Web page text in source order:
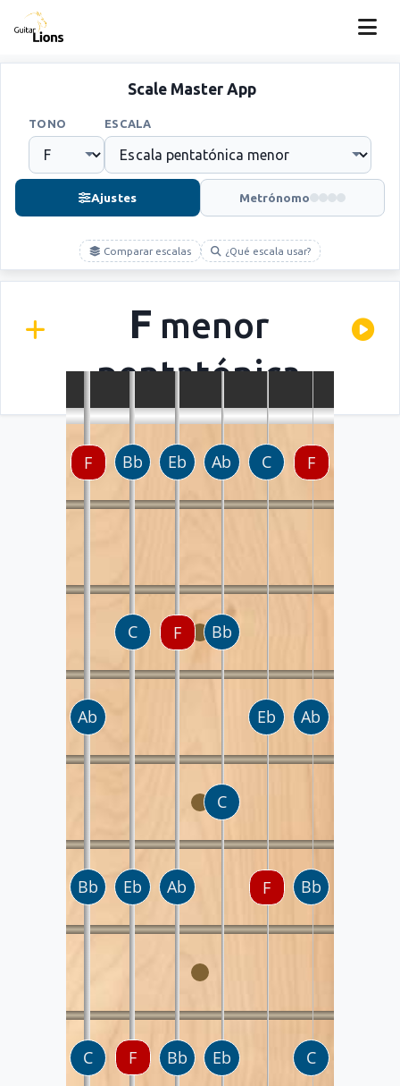
Scale Master App
TONO ESCALA
Ajustes Metrónomo
Comparar escalas ¿Qué escala usar?
F menor
pentatónica